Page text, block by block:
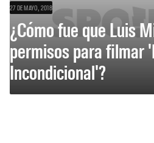
27 DE MAYO, 2018
¿Cómo fue que Luis
permisos para filmar
Incondicional'?